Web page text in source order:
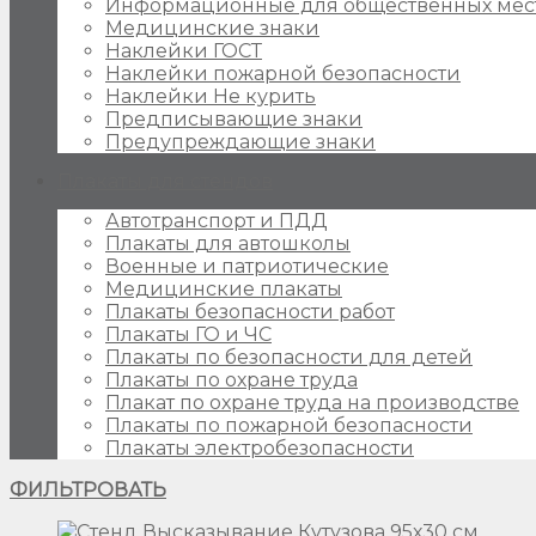
Информационные для общественных
Медицинские знаки
Наклейки ГОСТ
Наклейки пожарной безопасности
Наклейки Не курить
Предписывающие знаки
Предупреждающие знаки
Автотранспорт и ПДД
Плакаты для автошколы
Военные и патриотические
Медицинские плакаты
Плакаты безопасности работ
Плакаты ГО и ЧС
Плакаты по безопасности для детей
Плакаты по охране труда
Плакат по охране труда на производстве
Плакаты по пожарной безопасности
Плакаты электробезопасности
ФИЛЬТРОВАТЬ